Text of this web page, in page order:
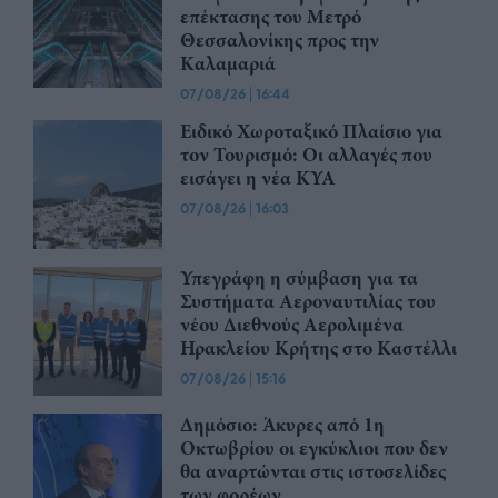
επέκτασης του Μετρό
Θεσσαλονίκης προς την
Καλαμαριά
07/08/26 | 16:44
Ειδικό Χωροταξικό Πλαίσιο για
τον Τουρισμό: Οι αλλαγές που
εισάγει η νέα ΚΥΑ
07/08/26 | 16:03
Υπεγράφη η σύμβαση για τα
Συστήματα Αεροναυτιλίας του
νέου Διεθνούς Αερολιμένα
Ηρακλείου Κρήτης στο Καστέλλι
07/08/26 | 15:16
Δημόσιο: Άκυρες από 1η
Οκτωβρίου οι εγκύκλιοι που δεν
θα αναρτώνται στις ιστοσελίδες